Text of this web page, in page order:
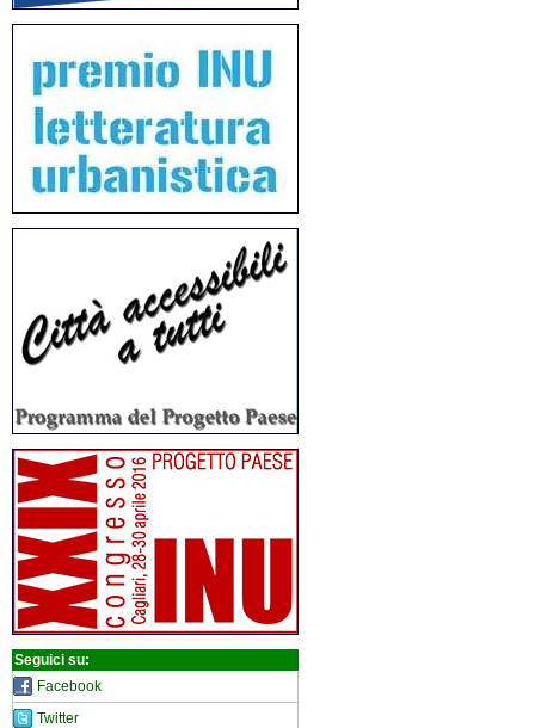
Seguici su:
Facebook
Twitter